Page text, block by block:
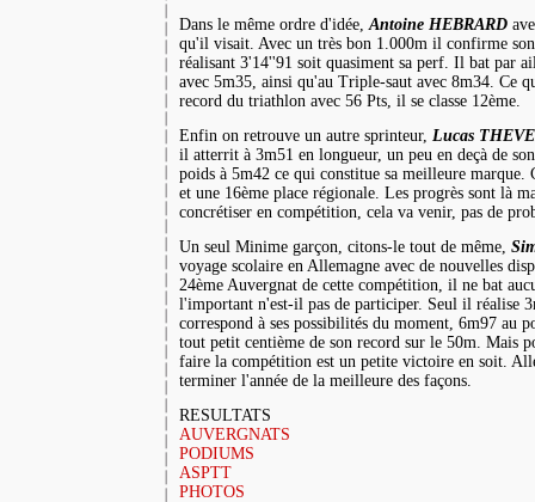
Dans le même ordre d'idée,Antoine HEBRARD
qu'il visait. Avec un très bon 1.000m il confirme
réalisant 3'14''91 soit quasiment sa perf. Il bat par
avec 5m35, ainsi qu'au Triple-saut avec 8m34. Ce
record du triathlon avec 56 Pts, il se classe 12ème.
Enfin on retrouve un autre sprinteur, Lucas
il atterrit à 3m51 en longueur, un peu en deçà de
poids à 5m42 ce qui constitue sa meilleure
et une 16ème place régionale. Les progrès sont là
concrétiser en compétition, cela va venir, pas de
Un seul Minime garçon, citons-le tout de même,
voyage scolaire en Allemagne avec de nouvelles
24ème Auvergnat de cette compétition, il ne bat
l'important n'est-il pas de participer. Seul il réalise
correspond à ses possibilités du moment, 6m97 au
tout petit centième de son record sur le 50m. Mais
faire la compétition est un petite victoire en soit.
terminer l'année de la meilleure des façons.
RESULTATS
AUVERGNATS
PODIUMS
ASPTT
PHOTOS